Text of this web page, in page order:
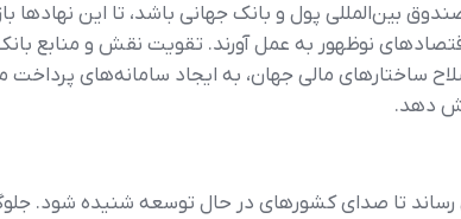
بین‌المللی پول و بانک جهانی باشد، تا این
نوظهور به عمل آورند. تقویت نقش و منابع
ساختارهای مالی جهان، به ایجاد سامانه‌های
دهد.
تا صدای کشورهای در حال توسعه شنیده شود.